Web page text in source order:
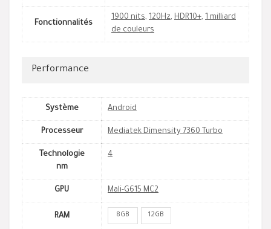
Fonctionnalités
1900 nits, 120Hz, HDR10+, 1 milliard
de couleurs
Performance
Système Android
Processeur Mediatek Dimensity 7360 Turbo
Technologie
nm
4
GPU Mali-G615 MC2
RAM 8GB 12GB